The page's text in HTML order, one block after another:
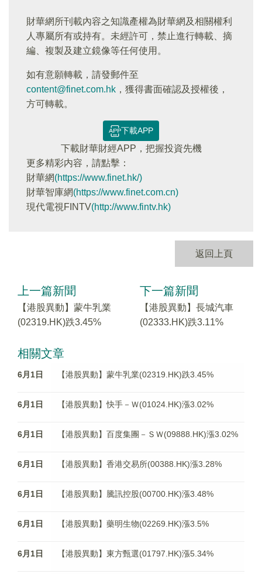
財華網所刊載內容之知識產權為財華網及相關權利
人專屬所有或持有。未經許可，禁止進行轉載、摘
編、複製及建立鏡像等任何使用。
如有意願轉載，請發郵件至
content@finet.com.hk ，獲得書面確認及授權後，
方可轉載。
下載APP
下載財華財經APP，把握投資先機
更多精彩内容，請點擊：
財華網(https://www.finet.hk/)
財華智庫網(https://www.finet.com.cn)
現代電視FINTV(http://www.fintv.hk)
返回上頁
上一篇新聞
【港股異動】蒙牛乳業
(02319.HK)跌3.45%
下一篇新聞
【港股異動】長城汽車
(02333.HK)跌3.11%
相關文章
6月1日 【港股異動】蒙牛乳業(02319.HK)跌3.45%
6月1日 【港股異動】快手－Ｗ(01024.HK)漲3.02%
6月1日 【港股異動】百度集團－ＳＷ(09888.HK)漲3.02%
6月1日 【港股異動】香港交易所(00388.HK)漲3.28%
6月1日 【港股異動】騰訊控股(00700.HK)漲3.48%
6月1日 【港股異動】藥明生物(02269.HK)漲3.5%
6月1日 【港股異動】東方甄選(01797.HK)漲5.34%